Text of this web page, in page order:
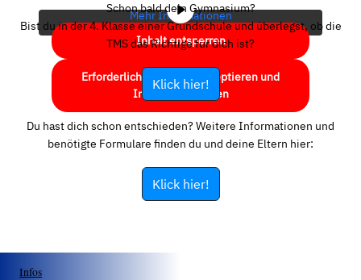
Mehr Informationen
Inhalt entsperren
Erforderlichen Service akzeptieren und
Inhalte entsperren
Schon bald dein Gymnasium?
Bist du in der 4. Klasse einer Grundschule und überlegst, ob die
TMS das Richtige für dich ist?
Klick hier!
Du hast dich schon entschieden? Weitere Informationen und
benötigte Formulare finden du und deine Eltern hier:
Klick hier!
Infos